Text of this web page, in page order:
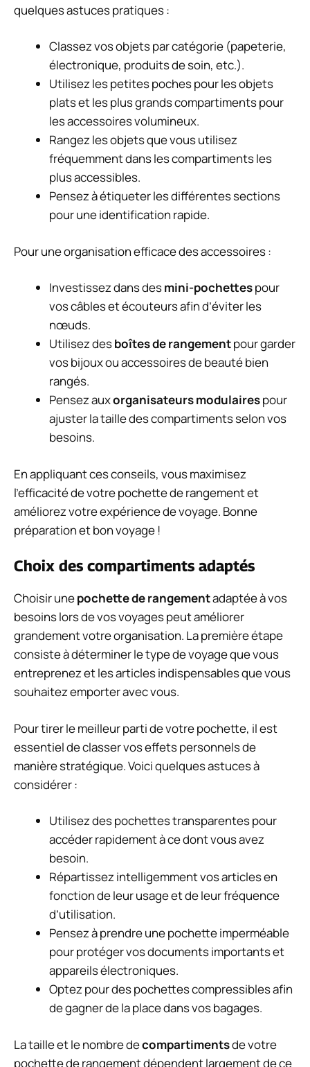
quelques astuces pratiques :
Classez vos objets par catégorie (papeterie,
électronique, produits de soin, etc.).
Utilisez les petites poches pour les objets
plats et les plus grands compartiments pour
les accessoires volumineux.
Rangez les objets que vous utilisez
fréquemment dans les compartiments les
plus accessibles.
Pensez à étiqueter les différentes sections
pour une identification rapide.
Pour une organisation efficace des accessoires :
Investissez dans desmini-pochettespour
vos câbles et écouteurs afin d’éviter les
nœuds.
Utilisez desboîtes de rangementpour garder
vos bijoux ou accessoires de beauté bien
rangés.
Pensez auxorganisateurs modulairespour
ajuster la taille des compartiments selon vos
besoins.
En appliquant ces conseils, vous maximisez
l’efficacité de votre pochette de rangement et
améliorez votre expérience de voyage. Bonne
préparation et bon voyage !
Choix des compartiments adaptés
Choisir unepochette de rangementadaptée à vos
besoins lors de vos voyages peut améliorer
grandement votre organisation. La première étape
consiste à déterminer le type de voyage que vous
entreprenez et les articles indispensables que vous
souhaitez emporter avec vous.
Pour tirer le meilleur parti de votre pochette, il est
essentiel de classer vos effets personnels de
manière stratégique. Voici quelques astuces à
considérer :
Utilisez des pochettes transparentes pour
accéder rapidement à ce dont vous avez
besoin.
Répartissez intelligemment vos articles en
fonction de leur usage et de leur fréquence
d’utilisation.
Pensez à prendre une pochette imperméable
pour protéger vos documents importants et
appareils électroniques.
Optez pour des pochettes compressibles afin
de gagner de la place dans vos bagages.
La taille et le nombre decompartimentsde votre
pochette de rangement dépendent largement de ce